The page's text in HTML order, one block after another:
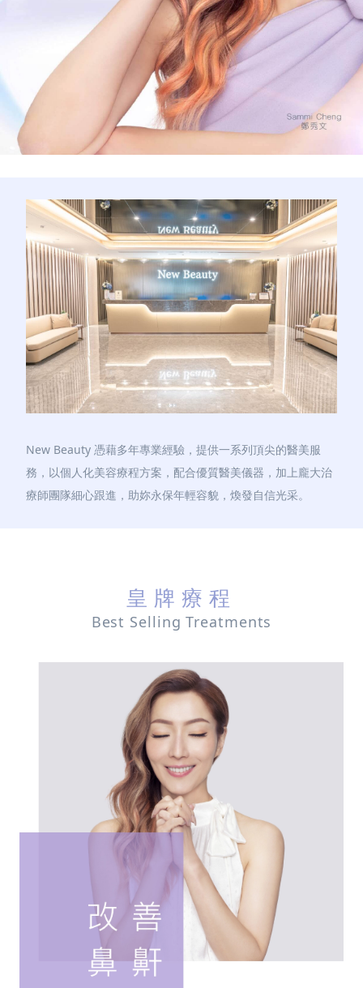
New Beauty 憑藉多年專業經驗，提供一系列頂尖的醫美服
務，以個人化美容療程方案，配合優質醫美儀器，加上龐大治
療師團隊細心跟進，助妳永保年輕容貌，煥發自信光采。
皇牌療程
Best Selling Treatments